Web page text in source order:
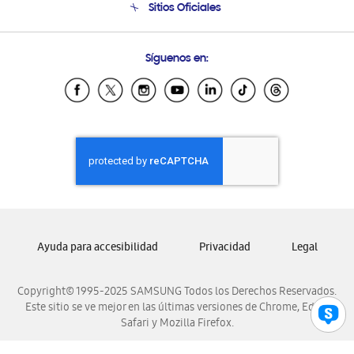
Condiciones de Compra
Soporte vía eMail
Sitios Oficiales
Samsung Ecuador
Samsung El Salvador
Samsung Honduras
Samsung Nicaragua
Samsung Panamá
Samsung Venezuela
Síguenos en:
Copyright© 1995-2025 SAMSUNG Todos los Derechos Reservados.
Este sitio se ve mejor en las últimas versiones de Chrome, Edge,
Safari y Mozilla Firefox.
Ayuda para accesibilidad Privacidad Legal